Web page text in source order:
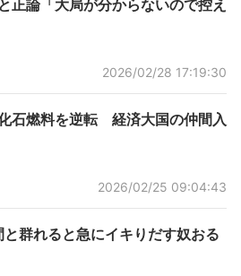
正論「大局が分からないので控え
2026/02/28 17:19:30
石燃料を逆転 経済大国の仲間入
2026/02/25 09:04:43
群れると急にイキりだす奴おる